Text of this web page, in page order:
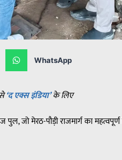
WhatsApp
‘द एक्स इंडिया’के लिए
जो मेरठ-पौड़ी राजमार्ग का महत्वपूर्ण